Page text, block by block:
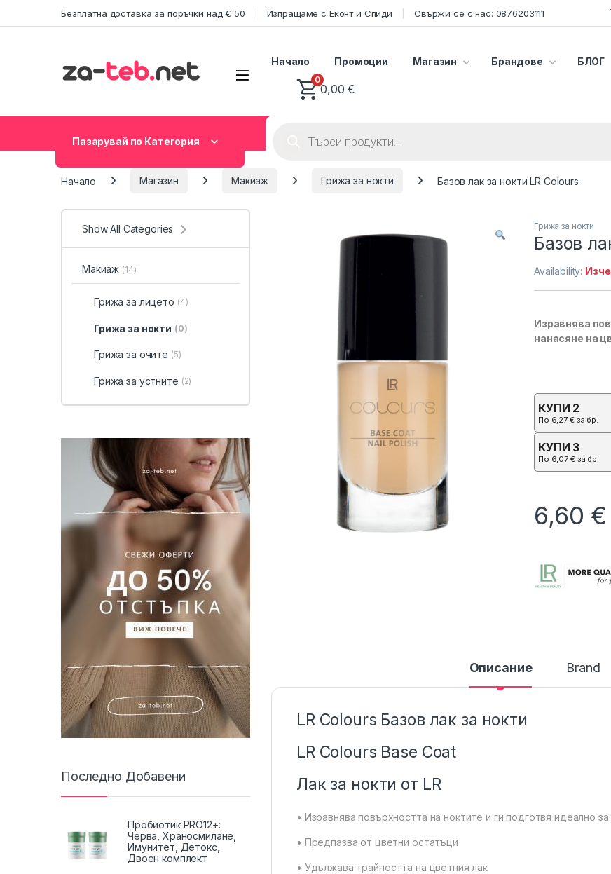
Безплатна доставка за поръчки над € 50 Изпращаме с Еконт и Спиди Свържи се с нас: 0876203111
Начало Промоции Магазин Брандове БЛОГ
0
0,00€
Пазарувай по Категория
Начало Магазин Макиаж Грижа за нокти Базов лак за нокти LR Colours
Грижа за нокти
Базов
Availability:
Изравнява
нанасяне на
КУПИ 2
По 6,27 €за бр.
КУПИ 3
По 6,07 €за бр.
6,60 €
Описание Brand
LR Colours Базов лак за нокти
LR Colours Base Coat
Лак за нокти от LR
• Изравнява повърхността на ноктите и ги подготвя идеално
• Предпазва от цветни остатъци
• Удължава трайността на цветния лак
Show All Categories
Макиаж (14)
Грижа за лицето (4)
Грижа за нокти (0)
Грижа за очите (5)
Грижа за устните (2)
Последно Добавени
Пробиотик PRO12+:
Черва, Храносмилане,
Имунитет, Детокс,
Двоен комплект